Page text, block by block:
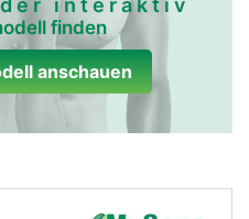
interaktiv
finden
anschauen